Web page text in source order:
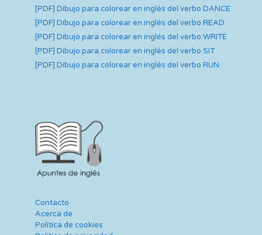
[PDF] Dibujo para colorear en inglés del verbo DANCE
[PDF] Dibujo para colorear en inglés del verbo READ
[PDF] Dibujo para colorear en inglés del verbo WRITE
[PDF] Dibujo para colorear en inglés del verbo SIT
[PDF] Dibujo para colorear en inglés del verbo RUN
Contacto
Acerca de
Política de cookies